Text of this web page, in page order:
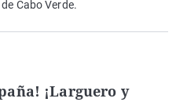
Cabo Verde.
¡Larguero y